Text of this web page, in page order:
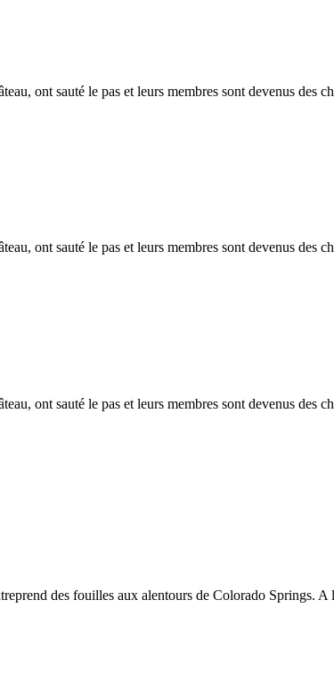
ont sauté le pas et leurs membres sont devenus des
ont sauté le pas et leurs membres sont devenus des
ont sauté le pas et leurs membres sont devenus des
des fouilles aux alentours de Colorado Springs. A